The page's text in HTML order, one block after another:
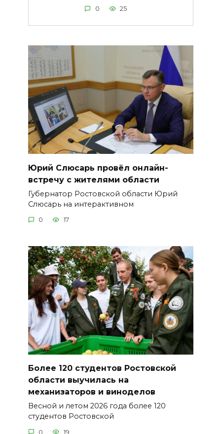
0 25
Юрий Слюсарь провёл онлайн-
встречу с жителями области
Губернатор Ростовской области Юрий
Слюсарь на интерактивном
0 17
Более 120 студентов Ростовской
области выучилась на
механизаторов и виноделов
Весной и летом 2026 года более 120
студентов Ростовской
0 19